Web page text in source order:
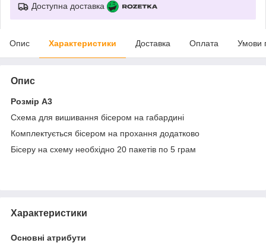
Доступна доставка
Опис Характеристики Доставка Оплата Умови
Опис
Розмір А3
Схема для вишивання бісером на габардині
Комплектується бісером на прохання додатково
Бісеру на схему необхідно 20 пакетів по 5 грам
Характеристики
Основні атрибути